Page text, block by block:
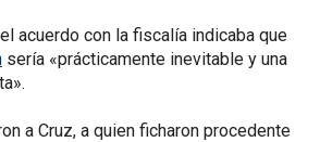
acuerdo con la fiscalía indicaba que
sería «prácticamente inevitable y una
a Cruz, a quien ficharon procedente